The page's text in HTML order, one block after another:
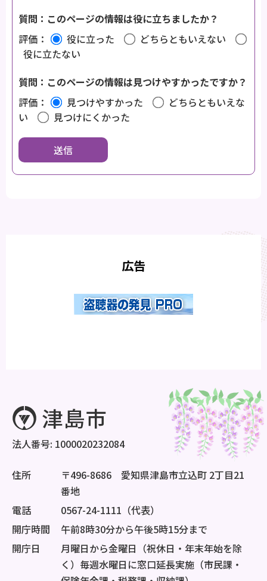
質問：このページの情報は役に立ちましたか？
評価：
役に立った
どちらともいえない
役に立たない
質問：このページの情報は見つけやすかったですか？
評価：
見つけやすかった
どちらともいえな
い
見つけにくかった
広告
法人番号: 1000020232084
住所
〒496-8686 愛知県津島市立込町 2丁目21
番地
電話
0567-24-1111（代表）
開庁時間
午前8時30分から午後5時15分まで
開庁日
月曜日から金曜日（祝休日・年末年始を除
く）毎週水曜日に窓口延長実施（市民課・